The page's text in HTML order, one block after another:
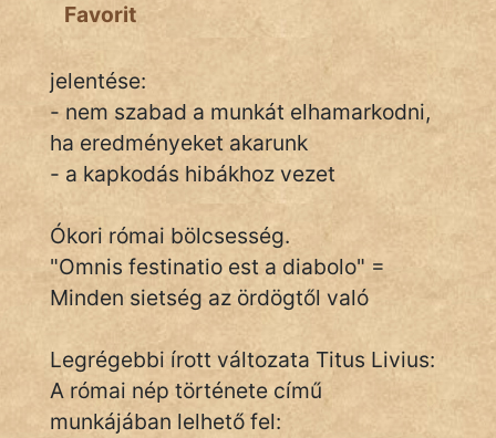
Szóláscsoportok
Szólások
Tréfás
IRODALOM
KÖZMONDÁS
PSZICHO
Favorit
jelentése:
- nem szabad a munkát elhamarkodni,
ha eredményeket akarunk
- a kapkodás hibákhoz vezet
Ókori római bölcsesség.
"Omnis festinatio est a diabolo" =
Minden sietség az ördögtől való
Legrégebbi írott változata Titus Livius:
A római nép története című
munkájában lelhető fel: